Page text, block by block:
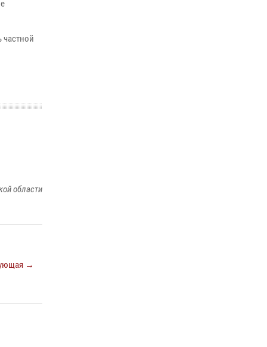
области
→